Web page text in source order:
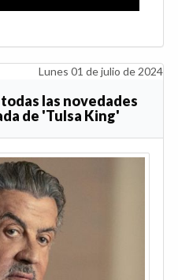
Lunes 01 de julio de 2024
las novedades
de 'Tulsa King'